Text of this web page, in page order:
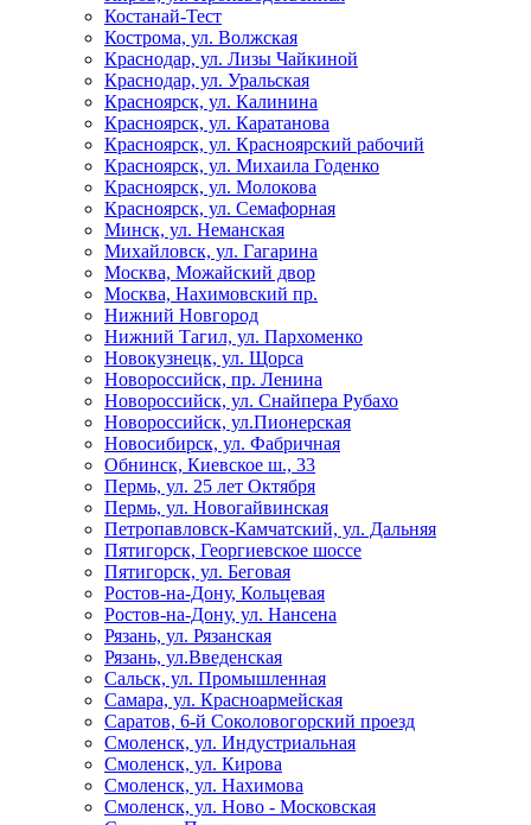
Костанай-Тест
Кострома, ул. Волжская
Краснодар, ул. Лизы Чайкиной
Краснодар, ул. Уральская
Красноярск, ул. Калинина
Красноярск, ул. Каратанова
Красноярск, ул. Красноярский рабочий
Красноярск, ул. Михаила Годенко
Красноярск, ул. Молокова
Красноярск, ул. Семафорная
Минск, ул. Неманская
Михайловск, ул. Гагарина
Москва, Можайский двор
Москва, Нахимовский пр.
Нижний Новгород
Нижний Тагил, ул. Пархоменко
Новокузнецк, ул. Щорса
Новороссийск, пр. Ленина
Новороссийск, ул. Снайпера Рубахо
Новороссийск, ул.Пионерская
Новосибирск, ул. Фабричная
Обнинск, Киевское ш., 33
Пермь, ул. 25 лет Октября
Пермь, ул. Новогайвинская
Петропавловск-Камчатский, ул. Дальняя
Пятигорск, Георгиевское шоссе
Пятигорск, ул. Беговая
Ростов-на-Дону, Кольцевая
Ростов-на-Дону, ул. Нансена
Рязань, ул. Рязанская
Рязань, ул.Введенская
Сальск, ул. Промышленная
Самара, ул. Красноармейская
Саратов, 6-й Соколовогорский проезд
Смоленск, ул. Индустриальная
Смоленск, ул. Кирова
Смоленск, ул. Нахимова
Смоленск, ул. Ново - Московская